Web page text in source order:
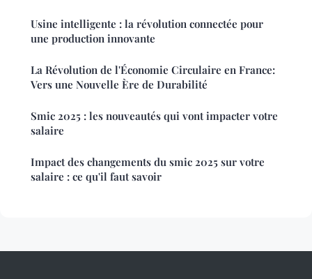
Usine intelligente : la révolution connectée pour
une production innovante
La Révolution de l'Économie Circulaire en France:
Vers une Nouvelle Ère de Durabilité
Smic 2025 : les nouveautés qui vont impacter votre
salaire
Impact des changements du smic 2025 sur votre
salaire : ce qu'il faut savoir